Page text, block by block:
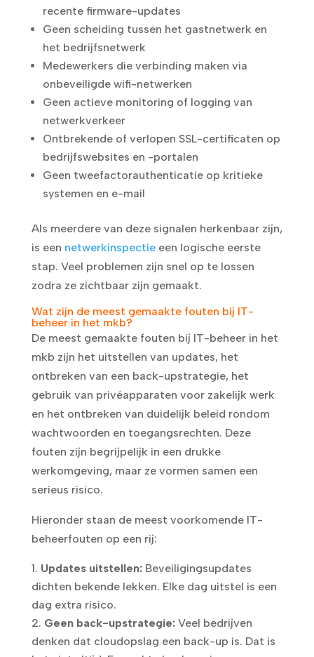
recente firmware-updates
Geen scheiding tussen het gastnetwerk en
het bedrijfsnetwerk
Medewerkers die verbinding maken via
onbeveiligde wifi-netwerken
Geen actieve monitoring of logging van
netwerkverkeer
Ontbrekende of verlopen SSL-certificaten op
bedrijfswebsites en -portalen
Geen tweefactorauthenticatie op kritieke
systemen en e-mail
Als meerdere van deze signalen herkenbaar zijn,
is een netwerkinspectieeen logische eerste
stap. Veel problemen zijn snel op te lossen
zodra ze zichtbaar zijn gemaakt.
Wat zijn de meest gemaakte fouten bij IT-
beheer in het mkb?
De meest gemaakte fouten bij IT-beheer in het
mkb zijn het uitstellen van updates, het
ontbreken van een back-upstrategie, het
gebruik van privéapparaten voor zakelijk werk
en het ontbreken van duidelijk beleid rondom
wachtwoorden en toegangsrechten. Deze
fouten zijn begrijpelijk in een drukke
werkomgeving, maar ze vormen samen een
serieus risico.
Hieronder staan de meest voorkomende IT-
beheerfouten op een rij:
Updates uitstellen: Beveiligingsupdates
dichten bekende lekken. Elke dag uitstel is een
dag extra risico.
Geen back-upstrategie: Veel bedrijven
denken dat cloudopslag een back-up is. Dat is